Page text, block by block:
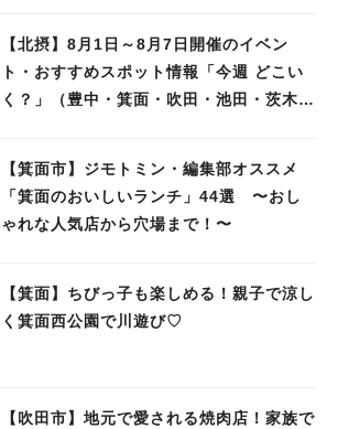
【北摂】8月1日～8月7日開催のイベン
ト・おすすめスポット情報「今週 どこい
く？」（豊中・箕面・吹田・池田・茨木・
【箕面市】ジモトミン・編集部オススメ
「箕面のおいしいランチ」44選 〜おし
ゃれな人気店から穴場まで！〜
【箕面】ちびっ子も楽しめる！親子で涼し
く箕面西公園で川遊び♡
【吹田市】地元で愛される焼肉店！家族で